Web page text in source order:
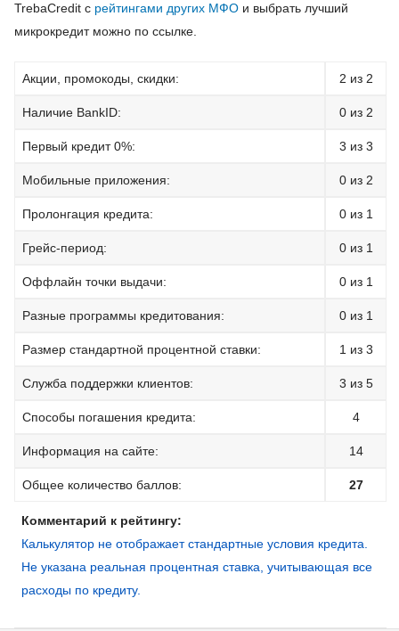
TrebaCredit с рейтингами других МФО и выбрать лучший
микрокредит можно по ссылке.
Акции, промокоды, скидки: 2 из 2
Наличие BankID: 0 из 2
Первый кредит 0%: 3 из 3
Мобильные приложения: 0 из 2
Пролонгация кредита: 0 из 1
Грейс-период: 0 из 1
Оффлайн точки выдачи: 0 из 1
Разные программы кредитования: 0 из 1
Размер стандартной процентной ставки: 1 из 3
Служба поддержки клиентов: 3 из 5
Способы погашения кредита: 4
Информация на сайте: 14
Общее количество баллов: 27
Комментарий к рейтингу:
Калькулятор не отображает стандартные условия кредита.
Не указана реальная процентная ставка, учитывающая все
расходы по кредиту.